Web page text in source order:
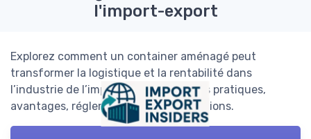
l'import-export
Explorez comment un container aménagé peut
transformer la logistique et la rentabilité dans
l’industrie de l’import-export. Conseils pratiques,
avantages, réglementation et innovations.